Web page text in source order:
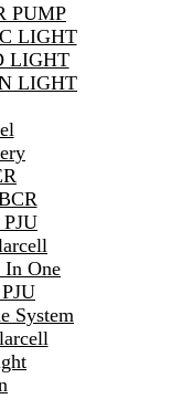
PUMP
LIGHT
LIGHT
LIGHT
One
System